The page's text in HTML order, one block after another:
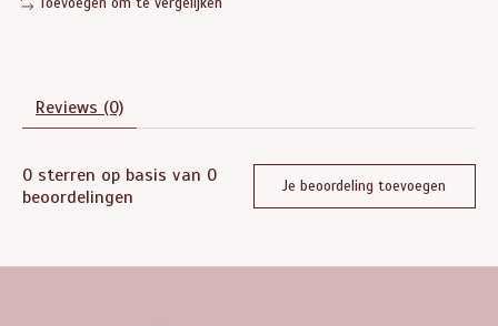
Reviews (0)
0 sterren op basis van 0
beoordelingen
Je beoordeling toevoegen